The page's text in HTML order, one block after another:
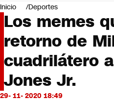
Negocios
Deportes
Programas completos
Cultura
Servicios
Bits
CNN tiempo
Futuro 360
Inicio Deportes
Los memes
retorno de
cuadrilátero
Jones Jr.
29- 11- 2020 18:49